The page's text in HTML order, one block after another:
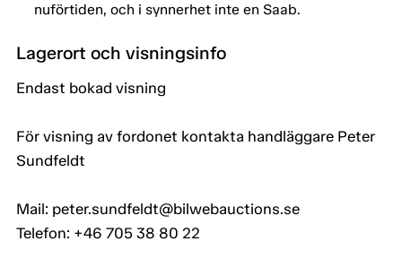
nuförtiden, och i synnerhet inte en Saab.
Lagerort och visningsinfo
Endast bokad visning
För visning av fordonet kontakta handläggare Peter
Sundfeldt
Mail: peter.sundfeldt@bilwebauctions.se
Telefon: +46 705 38 80 22